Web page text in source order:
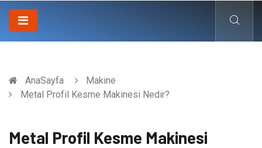
AnaSayfa
Makine
Metal Profil Kesme Makinesi Nedir?
Metal Profil Kesme Makinesi